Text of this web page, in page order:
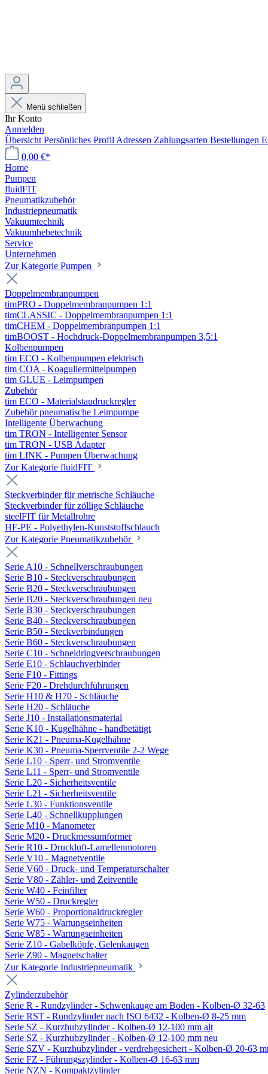
Menü schließen
Ihr Konto
Anmelden
Übersicht Persönliches Profil Adressen Zahlungsarten Bestellungen
0,00 €*
Home
Pumpen
fluidFIT
Pneumatikzubehör
Industriepneumatik
Vakuumtechnik
Vakuumhebetechnik
Service
Unternehmen
Zur Kategorie Pumpen
Doppelmembranpumpen
timPRO - Doppelmembranpumpen 1:1
timCLASSIC - Doppelmembranpumpen 1:1
timCHEM - Doppelmembranpumpen 1:1
timBOOST - Hochdruck-Doppelmembranpumpen 3,5:1
Kolbenpumpen
tim ECO - Kolbenpumpen elektrisch
tim COA - Koaguliermittelpumpen
tim GLUE - Leimpumpen
Zubehör
tim ECO - Materialstaudruckregler
Zubehör pneumatische Leimpumpe
Intelligente Überwachung
tim TRON - Intelligenter Sensor
tim TRON - USB Adapter
tim LINK - Pumpen Überwachung
Zur Kategorie fluidFIT
Steckverbinder für metrische Schläuche
Steckverbinder für zöllige Schläuche
steelFIT für Metallrohre
HF-PE - Polyethylen-Kunststoffschlauch
Zur Kategorie Pneumatikzubehör
Serie A10 - Schnellverschraubungen
Serie B10 - Steckverschraubungen
Serie B20 - Steckverschraubungen
Serie B20 - Steckverschraubungen neu
Serie B30 - Steckverschraubungen
Serie B40 - Steckverschraubungen
Serie B50 - Steckverbindungen
Serie B60 - Steckverschraubungen
Serie C10 - Schneidringverschraubungen
Serie E10 - Schlauchverbinder
Serie F10 - Fittings
Serie F20 - Drehdurchführungen
Serie H10 & H70 - Schläuche
Serie H20 - Schläuche
Serie J10 - Installationsmaterial
Serie K10 - Kugelhähne - handbetätigt
Serie K21 - Pneuma-Kugelhähne
Serie K30 - Pneuma-Sperrventile 2-2 Wege
Serie L10 - Sperr- und Stromventile
Serie L11 - Sperr- und Stromventile
Serie L20 - Sicherheitsventile
Serie L21 - Sicherheitsventile
Serie L30 - Funktionsventile
Serie L40 - Schnellkupplungen
Serie M10 - Manometer
Serie M20 - Druckmessumformer
Serie R10 - Druckluft-Lamellenmotoren
Serie V10 - Magnetventile
Serie V60 - Druck- und Temperaturschalter
Serie V80 - Zähler- und Zeitventile
Serie W40 - Feinfilter
Serie W50 - Druckregler
Serie W60 - Proportionaldruckregler
Serie W75 - Wartungseinheiten
Serie W85 - Wartungseinheiten
Serie Z10 - Gabelköpfe, Gelenkaugen
Serie Z90 - Magnetschalter
Zur Kategorie Industriepneumatik
Zylinderzubehör
Serie R - Rundzylinder - Schwenkauge am Boden - Kolben-Ø 32-63
Serie RST - Rundzylinder nach ISO 6432 - Kolben-Ø 8-25 mm
Serie SZ - Kurzhubzylinder - Kolben-Ø 12-100 mm alt
Serie SZ - Kurzhubzylinder - Kolben-Ø 12-100 mm neu
Serie SZV - Kurzhubzylinder - verdrehgesichert - Kolben-Ø 20-63
Serie FZ - Führungszylinder - Kolben-Ø 16-63 mm
Serie NZN - Kompaktzylinder